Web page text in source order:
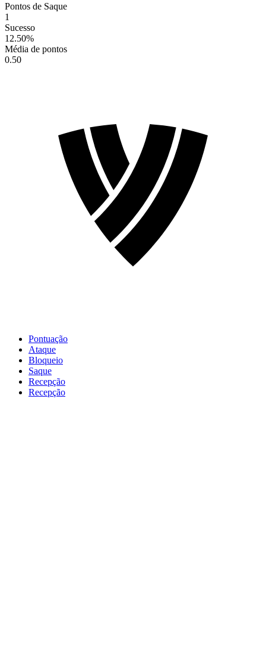
Pontos de Saque
1
Sucesso
12.50%
Média de pontos
0.50
Pontuação
Ataque
Bloqueio
Saque
Recepção
Recepção